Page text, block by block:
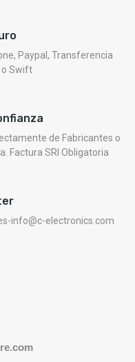
Paypal, Transferencia
o Swift
de Fabricantes o
Factura SRI Obligatoria
info@c-electronics.com